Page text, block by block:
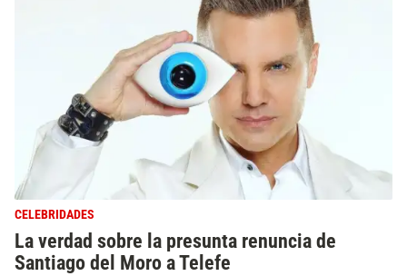
CELEBRIDADES
La verdad sobre la presunta renuncia de
Santiago del Moro a Telefe